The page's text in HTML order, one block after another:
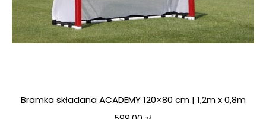
Bramka składana ACADEMY 120×80 cm | 1,2m x 0,8m